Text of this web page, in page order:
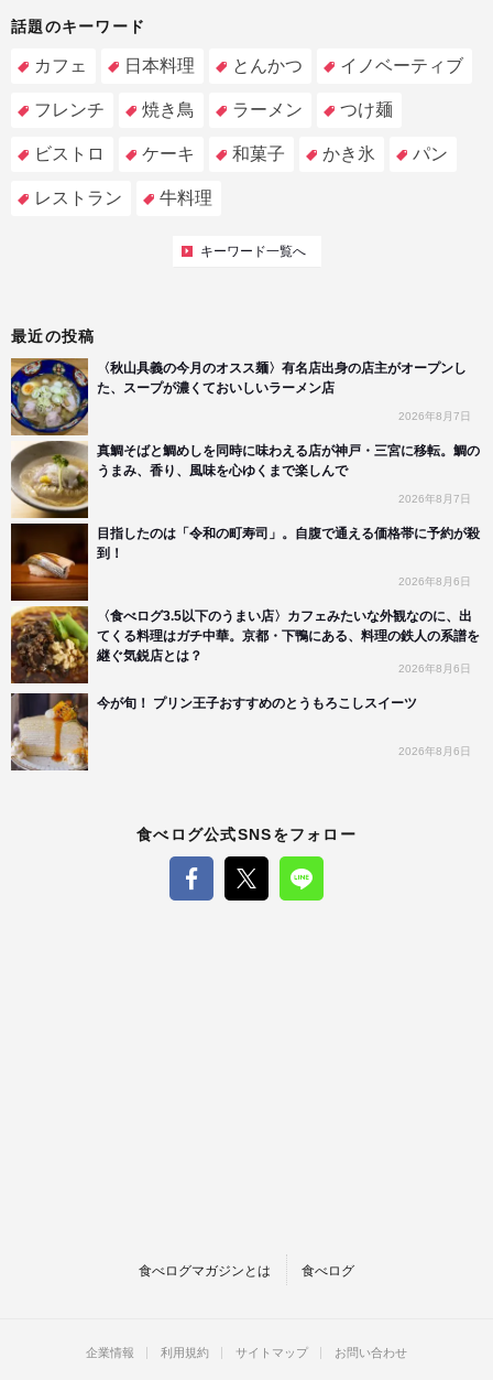
話題のキーワード
カフェ 日本料理 とんかつ イノベーティブ
フレンチ 焼き鳥 ラーメン つけ麺
ビストロ ケーキ 和菓子 かき氷 パン
レストラン 牛料理
キーワード一覧へ
最近の投稿
〈秋山具義の今月のオスス麺〉有名店出身の店主がオープンし
た、スープが濃くておいしいラーメン店
2026年8月7日
真鯛そばと鯛めしを同時に味わえる店が神戸・三宮に移転。鯛の
うまみ、香り、風味を心ゆくまで楽しんで
2026年8月7日
目指したのは「令和の町寿司」。自腹で通える価格帯に予約が殺
到！
2026年8月6日
〈食べログ3.5以下のうまい店〉カフェみたいな外観なのに、出
てくる料理はガチ中華。京都・下鴨にある、料理の鉄人の系譜を
継ぐ気鋭店とは？
2026年8月6日
今が旬！ プリン王子おすすめのとうもろこしスイーツ
2026年8月6日
食べログ公式SNSをフォロー
食べログマガジンとは 食べログ
企業情報 利用規約 サイトマップ お問い合わせ